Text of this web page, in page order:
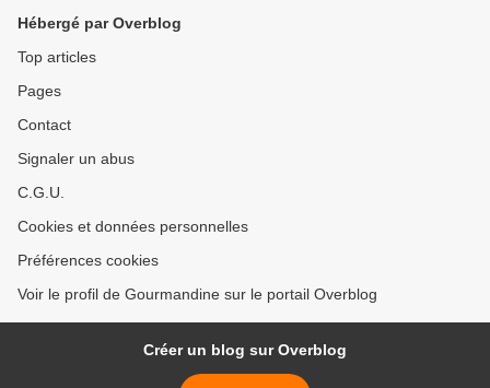
Hébergé par Overblog
Top articles
Pages
Contact
Signaler un abus
C.G.U.
Cookies et données personnelles
Préférences cookies
Voir le profil de Gourmandine sur le portail Overblog
Créer un blog sur Overblog